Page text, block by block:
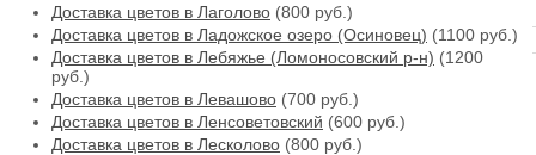
Доставка цветов в Лаголово (800 руб.)
Доставка цветов в Ладожское озеро (Осиновец) (1100 руб.)
Доставка цветов в Лебяжье (Ломоносовский р-н) (1200
руб.)
Доставка цветов в Левашово (700 руб.)
Доставка цветов в Ленсоветовский (600 руб.)
Доставка цветов в Лесколово (800 руб.)